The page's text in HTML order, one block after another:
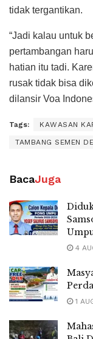
tidak tergantikan.
“Jadi kalau untuk
pertambangan
hatian itu tadi.
rusak tidak bisa
dilansir Voa
Tags: KAWASAN
TAMBANG SEMEN
BacaJuga
4
1